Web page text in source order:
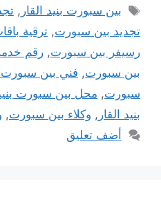
الوسوم
بين سبورت بنيد القار ,
تجديد بين سبورت, ترقية
رسيفر بين سبورت, رقم
بين سبورت, فني بين سبورت
سبورت, محل بين سبورت بنيد
بنيد القار , وكلاء بين سبورت,
أضف تعليق